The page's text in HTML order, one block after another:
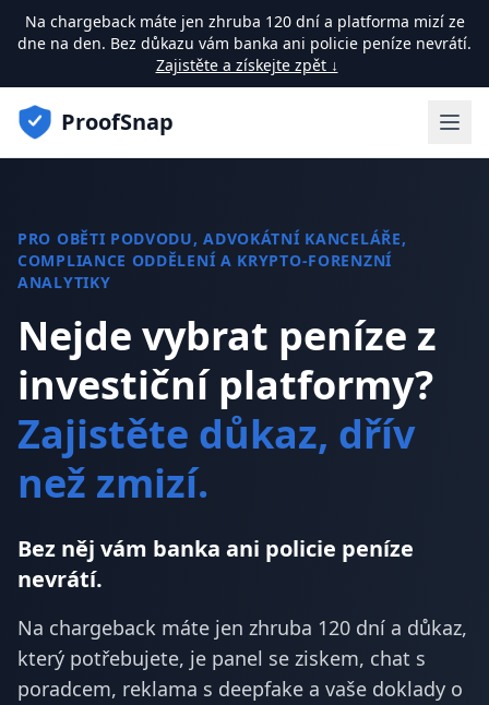
Na chargeback máte jen zhruba 120 dní a platforma mizí ze
dne na den. Bez důkazu vám banka ani policie peníze nevrátí.
Zajistěte a získejte zpět ↓
ProofSnap
PRO OBĚTI PODVODU, ADVOKÁTNÍ KANCELÁŘE,
COMPLIANCE ODDĚLENÍ A KRYPTO-FORENZNÍ
ANALYTIKY
Nejde vybrat peníze z
investiční platformy?
Zajistěte důkaz, dřív
než zmizí.
Bez něj vám banka ani policie peníze
nevrátí.
Na chargeback máte jen zhruba 120 dní a důkaz,
který potřebujete, je panel se ziskem, chat s
poradcem, reklama s deepfake a vaše doklady o